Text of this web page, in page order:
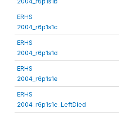
ERHS
2004_r6p1s1c
ERHS
2004_r6p1s1d
ERHS
2004_r6p1s1e
ERHS
2004_r6p1s1e_LeftDied